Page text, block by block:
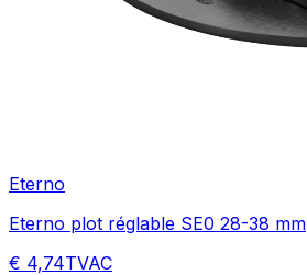
Eterno
Eterno plot réglable SE0 28-38 mm
€ 4,74TVAC